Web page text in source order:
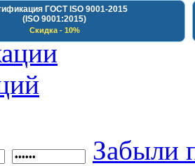
ГОСТ ISO 9001-2015
(ISO 9001:2015)
Скидка - 10%
Забыли